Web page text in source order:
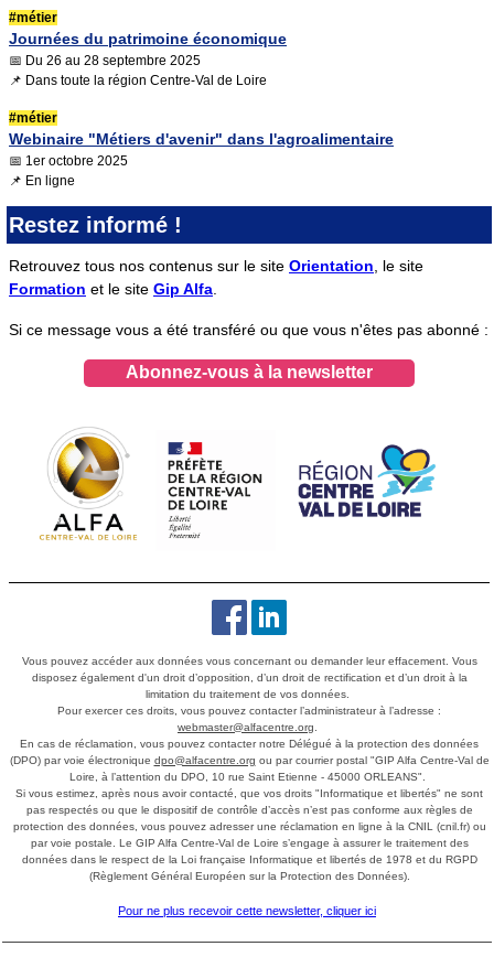
#métier
Journées du patrimoine économique
📅 Du 26 au 28 septembre 2025
📌 Dans toute la région Centre-Val de Loire
#métier
Webinaire "Métiers d'avenir" dans l'agroalimentaire
📅 1er octobre 2025
📌 En ligne
Restez informé !
Retrouvez tous nos contenus sur le site Orientation , le site
Formation et le site Gip Alfa
Si ce message vous a été transféré ou que vous n'êtes pas abonné :
Abonnez-vous à la newsletter
Vous pouvez accéder aux données vous concernant ou demander leur effacement. Vous
disposez également d'un droit d’opposition, d’un droit de rectification et d’un droit à la
limitation du traitement de vos données.
Pour exercer ces droits, vous pouvez contacter l’administrateur à l’adresse :
webmaster@alfacentre.org
En cas de réclamation, vous pouvez contacter notre Délégué à la protection des données
(DPO) par voie électronique dpo@alfacentre.org ou par courrier postal "GIP Alfa Centre-Val de
Loire, à l’attention du DPO, 10 rue Saint Etienne - 45000 ORLEANS".
Si vous estimez, après nous avoir contacté, que vos droits "Informatique et libertés" ne sont
pas respectés ou que le dispositif de contrôle d’accès n’est pas conforme aux règles de
protection des données, vous pouvez adresser une réclamation en ligne à la CNIL (cnil.fr) ou
par voie postale. Le GIP Alfa Centre-Val de Loire s’engage à assurer le traitement des
données dans le respect de la Loi française Informatique et libertés de 1978 et du RGPD
(Règlement Général Européen sur la Protection des Données).
Pour ne plus recevoir cette newsletter, cliquer ici